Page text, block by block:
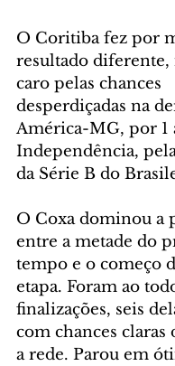
O Coritiba fez por
resultado diferente,
caro pelas chances
desperdiçadas na
América-MG, por 1
Independência,
da Série B do
O Coxa dominou a
entre a metade do
tempo e o começo
etapa. Foram ao
finalizações, seis
com chances claras
a rede. Parou em